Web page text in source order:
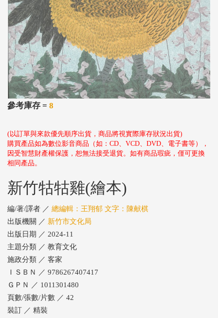
參考庫存 = 8
(以訂單與來款優先順序出貨，商品將視實際庫存狀況出貨)
購買產品如為數位影音商品（如：CD、VCD、DVD、電子書等），
因受智慧財產權保護，恕無法接受退貨。如有商品瑕疵，僅可更換
相同產品。
新竹牯牯雞(繪本)
編/著/譯者 ／ 總編輯：王翔郁 文字：陳献棋
出版機關 ／ 新竹市文化局
出版日期 ／ 2024-11
主題分類 ／ 教育文化
施政分類 ／ 客家
ＩＳＢＮ ／ 9786267407417
ＧＰＮ ／ 1011301480
頁數/張數/片數 ／ 42
裝訂 ／ 精裝